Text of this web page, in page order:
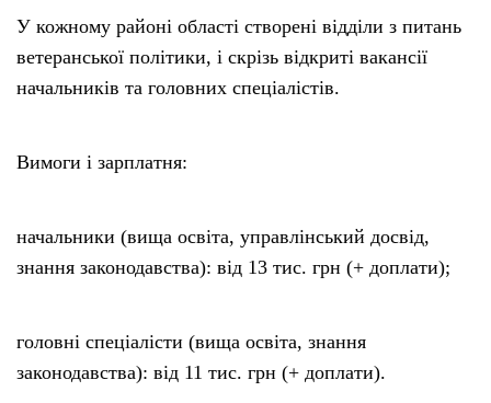
Тендери
У кожному районі області створені відділи з питань
ветеранської політики, і скрізь відкриті вакансії
начальників та головних спеціалістів.
Вимоги і зарплатня:
начальники (вища освіта, управлінський досвід,
знання законодавства): від 13 тис. грн (+ доплати);
головні спеціалісти (вища освіта, знання
законодавства): від 11 тис. грн (+ доплати).